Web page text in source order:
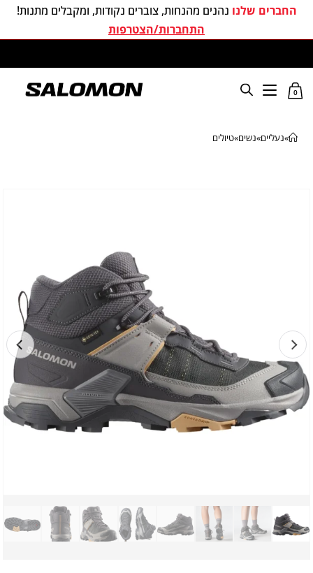
החברים שלנו נהנים מהנחות, צוברים נקודות, ומקבלים מתנות!
התחברות/הצטרפות
0
»נעליים»נשים»טיולים